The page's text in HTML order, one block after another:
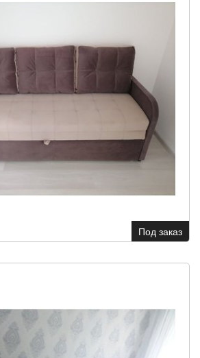
Под заказ